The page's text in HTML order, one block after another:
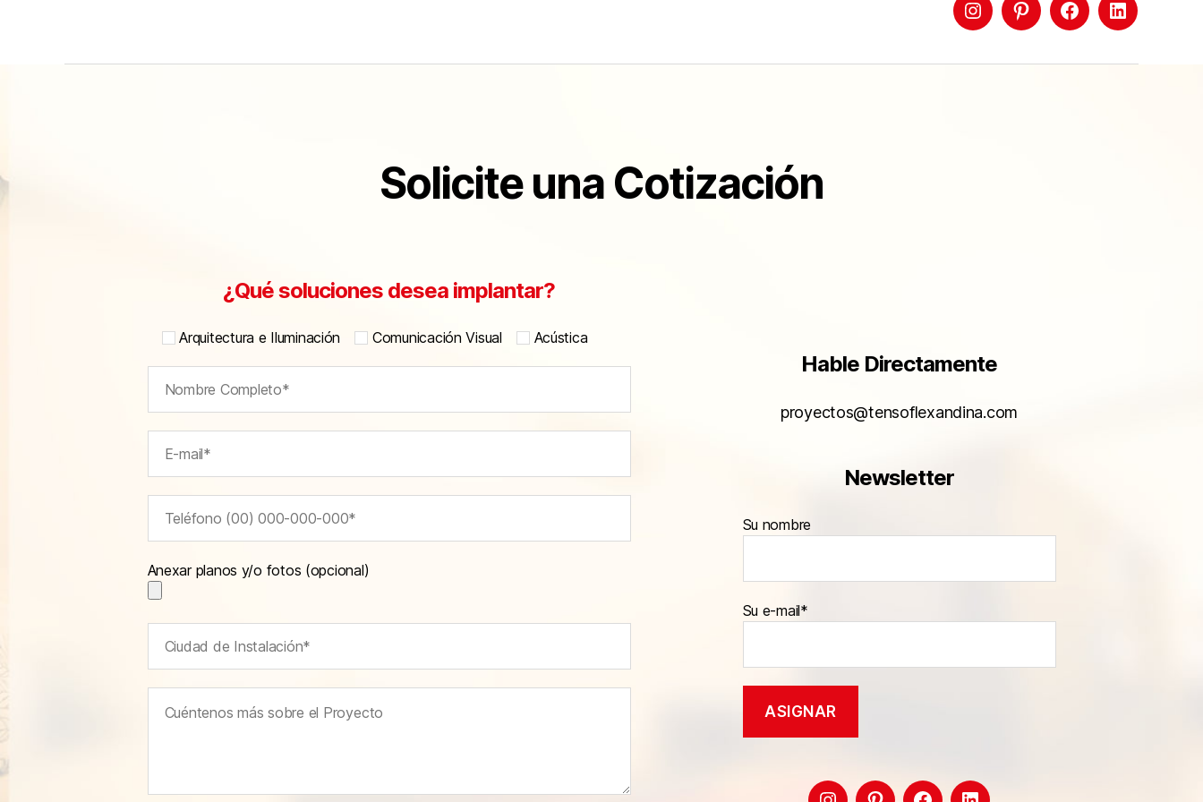
Solicite una Cotización
¿Qué soluciones desea implantar?
Arquitectura e Iluminación Comunicación Visual Acústica
Anexar planos y/o fotos (opcional)
Hable Directamente
proyectos@tensoflexandina.com
Newsletter
Su nombre
Su e-mail*